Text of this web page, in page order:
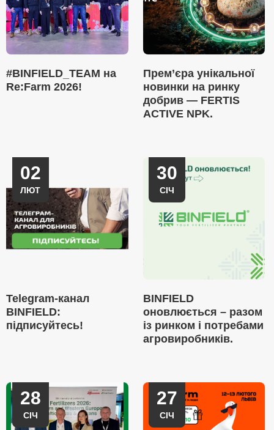
#BINFIELD_TEAM на
Re:Farm 2026!
Прем’єра унікальної
новинки на ринку
добрив — FERTIS
ACTIVE NPK.
02
ЛЮТ
Telegram-канал
BINFIELD:
підписуйтесь!
30
СІЧ
BINFIELD
оновлюється – разом
із ринком і потребами
агровиробників.
28
СІЧ
27
СІЧ